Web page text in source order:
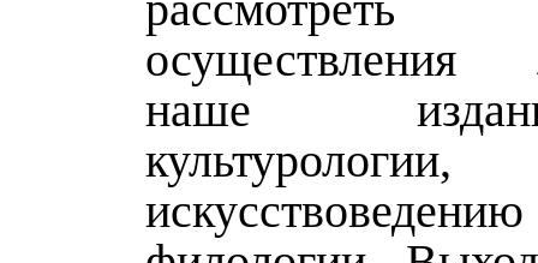
осуществления
наше
культурологии,